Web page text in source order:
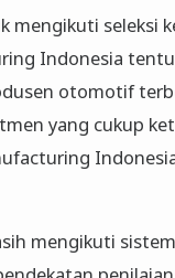
mengikuti seleksi
Indonesia tentu
otomotif
yang cukup
mengikuti